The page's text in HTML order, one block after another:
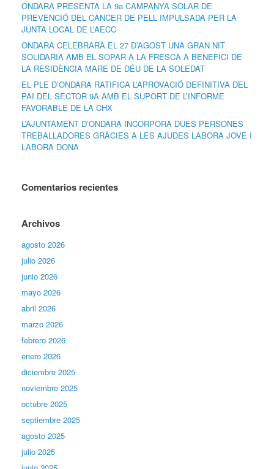
ONDARA PRESENTA LA 9a CAMPANYA SOLAR DE
PREVENCIÓ DEL CÀNCER DE PELL IMPULSADA PER LA
JUNTA LOCAL DE L’AECC
ONDARA CELEBRARÀ EL 27 D’AGOST UNA GRAN NIT
SOLIDÀRIA AMB EL SOPAR A LA FRESCA A BENEFICI DE
LA RESIDÈNCIA MARE DE DÉU DE LA SOLEDAT
EL PLE D’ONDARA RATIFICA L’APROVACIÓ DEFINITIVA DEL
PAI DEL SECTOR 9A AMB EL SUPORT DE L’INFORME
FAVORABLE DE LA CHX
L’AJUNTAMENT D’ONDARA INCORPORA DUES PERSONES
TREBALLADORES GRÀCIES A LES AJUDES LABORA JOVE I
LABORA DONA
Comentarios recientes
Archivos
agosto 2026
julio 2026
junio 2026
mayo 2026
abril 2026
marzo 2026
febrero 2026
enero 2026
diciembre 2025
noviembre 2025
octubre 2025
septiembre 2025
agosto 2025
julio 2025